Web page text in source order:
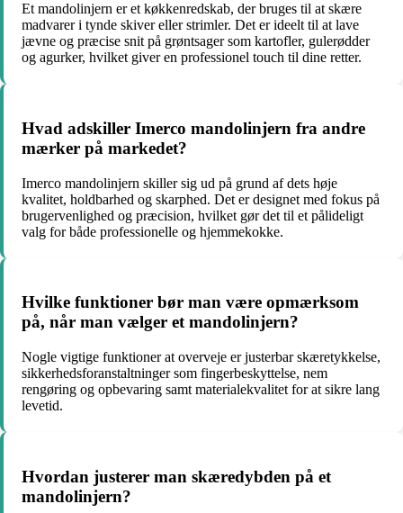
Et mandolinjern er et køkkenredskab, der bruges til at skære
madvarer i tynde skiver eller strimler. Det er ideelt til at lave
jævne og præcise snit på grøntsager som kartofler, gulerødder
og agurker, hvilket giver en professionel touch til dine retter.
Hvad adskiller Imerco mandolinjern fra andre
mærker på markedet?
Imerco mandolinjern skiller sig ud på grund af dets høje
kvalitet, holdbarhed og skarphed. Det er designet med fokus på
brugervenlighed og præcision, hvilket gør det til et pålideligt
valg for både professionelle og hjemmekokke.
Hvilke funktioner bør man være opmærksom
på, når man vælger et mandolinjern?
Nogle vigtige funktioner at overveje er justerbar skæretykkelse,
sikkerhedsforanstaltninger som fingerbeskyttelse, nem
rengøring og opbevaring samt materialekvalitet for at sikre lang
levetid.
Hvordan justerer man skæredybden på et
mandolinjern?